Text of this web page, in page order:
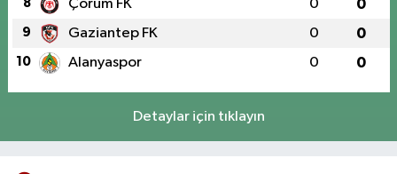
8 Çorum FK 0 0
9 Gaziantep FK 0 0
10 Alanyaspor 0 0
Detaylar için tıklayın